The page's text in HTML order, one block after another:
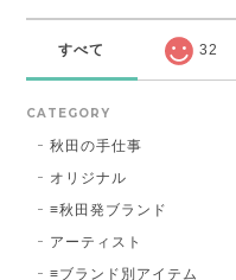
すべて 32
CATEGORY
秋田の手仕事
オリジナル
≡秋田発ブランド
アーティスト
≡ブランド別アイテム